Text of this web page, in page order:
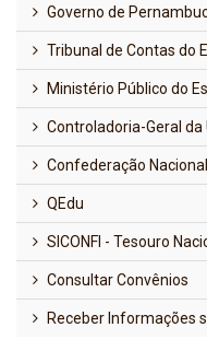
Governo de
Tribunal de Contas do
Ministério Público do
Controladoria-Geral da
Confederação
QEdu
SICONFI - Tesouro
Consultar Convênios
Receber Informações